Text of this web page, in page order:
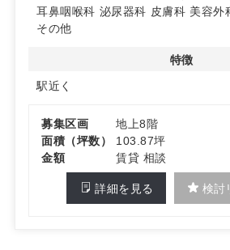
居時期は即日対応が可能です。
詳細はお問い合わせください
耳鼻咽喉科 泌尿器科 皮膚科 美容外
その他
特徴
駅近く
募集区画
地上8階
面積（坪数）
103.87坪
金額
賃貸 相談
詳細を見る 検討